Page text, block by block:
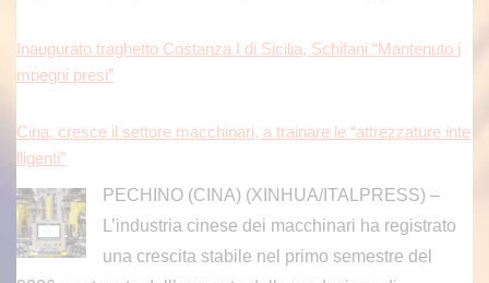
Inaugurato traghetto Costanza I di Sicilia, Schifani “Mantenuto i
mpegni presi”
Cina, cresce il settore macchinari, a trainare le “attrezzature inte
lligenti”
PECHINO (CINA) (XINHUA/ITALPRESS) –
L’industria cinese dei macchinari ha registrato
una crescita stabile nel primo semestre del